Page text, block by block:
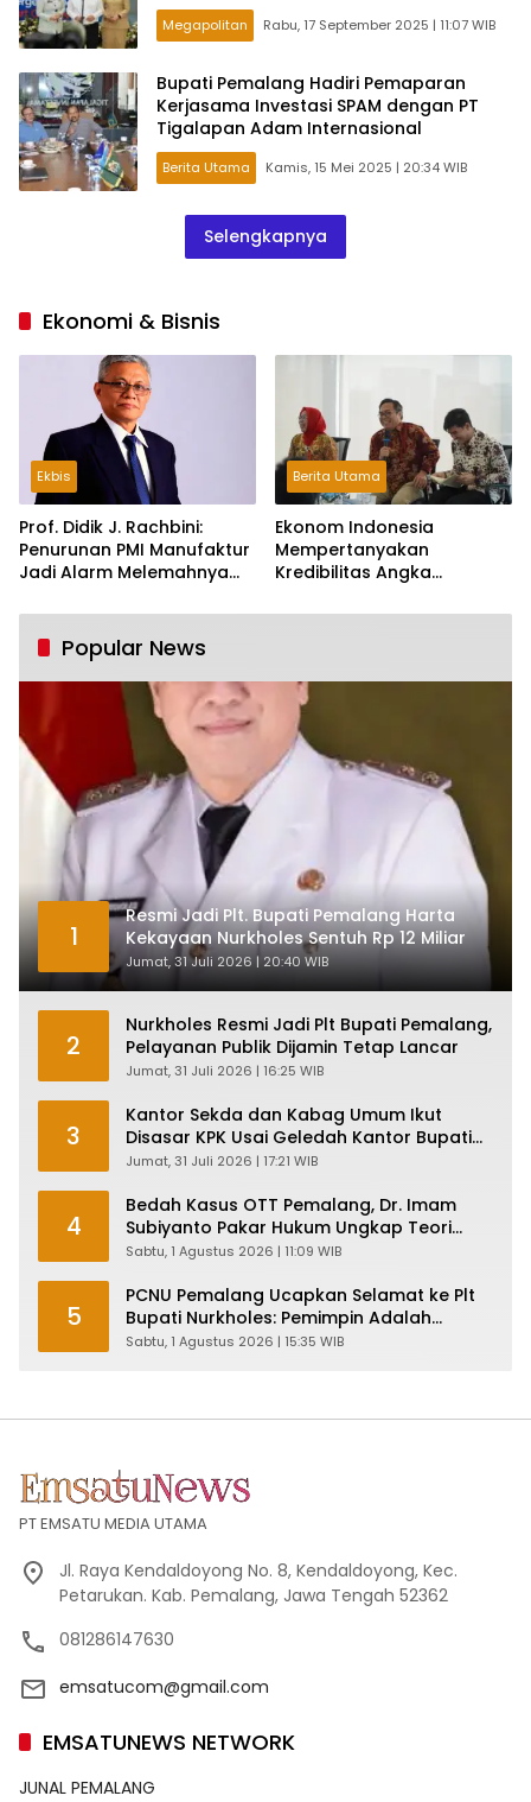
Megapolitan Rabu, 17 September 2025 | 11:07 WIB
Bupati Pemalang Hadiri Pemaparan
Kerjasama Investasi SPAM dengan PT
Tigalapan Adam Internasional
Berita Utama Kamis, 15 Mei 2025 | 20:34 WIB
Selengkapnya
Ekonomi & Bisnis
Ekbis
Prof. Didik J. Rachbini:
Penurunan PMI Manufaktur
Jadi Alarm Melemahnya
Berita Utama
Ekonom Indonesia
Mempertanyakan
Kredibilitas Angka
Tumbuh Tapi Rapuh
Popular News
1
Resmi Jadi Plt. Bupati Pemalang Harta
Kekayaan Nurkholes Sentuh Rp 12 Miliar
Jumat, 31 Juli 2026 | 20:40 WIB
2
Nurkholes Resmi Jadi Plt Bupati Pemalang,
Pelayanan Publik Dijamin Tetap Lancar
Jumat, 31 Juli 2026 | 16:25 WIB
3
Kantor Sekda dan Kabag Umum Ikut
Disasar KPK Usai Geledah Kantor Bupati
Pemalang
Jumat, 31 Juli 2026 | 17:21 WIB
4
Bedah Kasus OTT Pemalang, Dr. Imam
Subiyanto Pakar Hukum Ungkap Teori
Penyertaan KPK
Sabtu, 1 Agustus 2026 | 11:09 WIB
5
PCNU Pemalang Ucapkan Selamat ke Plt
Bupati Nurkholes: Pemimpin Adalah
Pelayan Rakyat!
Sabtu, 1 Agustus 2026 | 15:35 WIB
PT EMSATU MEDIA UTAMA
Jl. Raya Kendaldoyong No. 8, Kendaldoyong, Kec.
Petarukan. Kab. Pemalang, Jawa Tengah 52362
081286147630
emsatucom@gmail.com
EMSATUNEWS NETWORK
JUNAL PEMALANG